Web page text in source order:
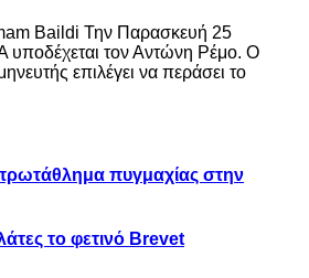
Baildi Την Παρασκευή 25
υποδέχεται τον Αντώνη Ρέμο. Ο
επιλέγει να περάσει το
πυγμαχίας στην
το φετινό Brevet